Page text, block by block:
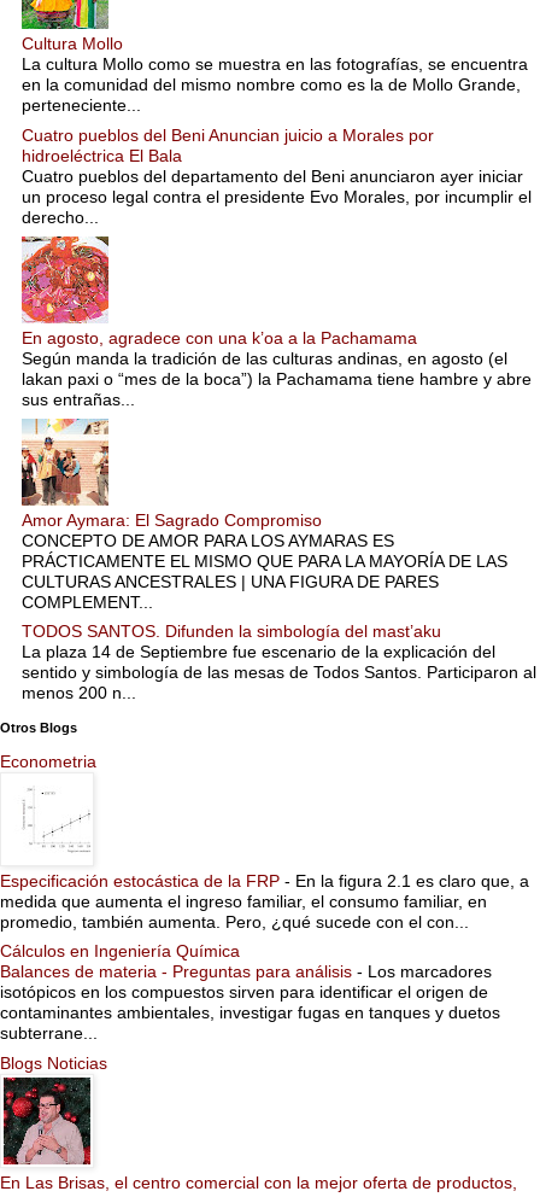
Cultura Mollo
La cultura Mollo como se muestra en las fotografías, se encuentra
en la comunidad del mismo nombre como es la de Mollo Grande,
perteneciente...
Cuatro pueblos del Beni Anuncian juicio a Morales por
hidroeléctrica El Bala
Cuatro pueblos del departamento del Beni anunciaron ayer iniciar
un proceso legal contra el presidente Evo Morales, por incumplir el
derecho...
En agosto, agradece con una k’oa a la Pachamama
Según manda la tradición de las culturas andinas, en agosto (el
lakan paxi o “mes de la boca”) la Pachamama tiene hambre y abre
sus entrañas...
Amor Aymara: El Sagrado Compromiso
CONCEPTO DE AMOR PARA LOS AYMARAS ES
PRÁCTICAMENTE EL MISMO QUE PARA LA MAYORÍA DE LAS
CULTURAS ANCESTRALES | UNA FIGURA DE PARES
COMPLEMENT...
TODOS SANTOS. Difunden la simbología del mast’aku
La plaza 14 de Septiembre fue escenario de la explicación del
sentido y simbología de las mesas de Todos Santos. Participaron al
menos 200 n...
Otros Blogs
Econometria
Especificación estocástica de la FRP - En la figura 2.1 es claro que, a
medida que aumenta el ingreso familiar, el consumo familiar, en
promedio, también aumenta. Pero, ¿qué sucede con el con...
Cálculos en Ingeniería Química
Balances de materia - Preguntas para análisis - Los marcadores
isotópicos en los compuestos sirven para identificar el origen de
contaminantes ambientales, investigar fugas en tanques y duetos
subterrane...
Blogs Noticias
En Las Brisas, el centro comercial con la mejor oferta de productos,